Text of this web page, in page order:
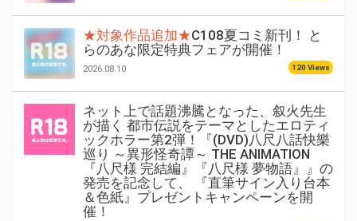
★対象作品追加★C108夏コミ新刊！ と
らのあな限定特典フェアが開催！
2026.08.10 120 Views
ネット上で話題沸騰となった、叙火先生
が描く 都市伝説をテーマとしたエロティ
ックホラー第2弾！『(DVD)八尺八話快樂
巡り ～異形怪奇譚～ THE ANIMATION
『八尺様 完結編』『八尺様 夢物語』』の
発売を記念して、 『直筆サイン入り台本
＆色紙』プレゼントキャンペーンを開
催！